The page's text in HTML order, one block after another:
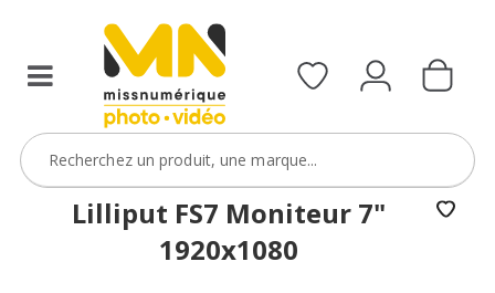
Lilliput FS7 Moniteur 7"
1920x1080